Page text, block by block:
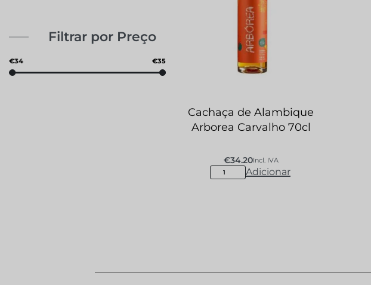
Filtrar por Preço
€34 €35
Cachaça de Alambique
Arborea Carvalho 70cl
€34.20Incl. IVA
Adicionar